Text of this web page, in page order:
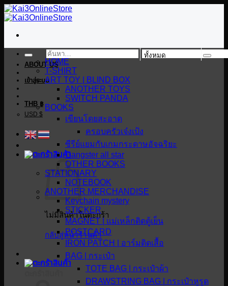
ข้าม
ไป
เนื้อหา
ค้นหา:
ABOUT US
เข้าสู่ระบบ
THB ฿
USD $
ไม่มีสินค้าในตะกร้า
กลับสู่หน้าร้านค้า
HOME
T-SHIRT
ART TOY | BLIND BOX
ANOTHER TOYS
SWITCH PANDA
BOOKS
เขียนโดยสะอาด
ครอบครัวเจ๋งเป้ง
ซีรีย์แยมกับเกมกระดาษอัจฉริยะ
Gangster all star
OTHER BOOKS
STATIONARY
NOTEBOOK
ANOTHER MERCHANDISE
Keychain mystery
STICKER
MAGNET | แม่เหล็กติดตู้เย็น
POSTCARD
IRON PATCH | อาร์มติดเสื้อ
BAG | กระเป๋า
TOTE BAG | กระเป๋าผ้า
DRAWSTRING BAG | กระเป๋าหูรูด